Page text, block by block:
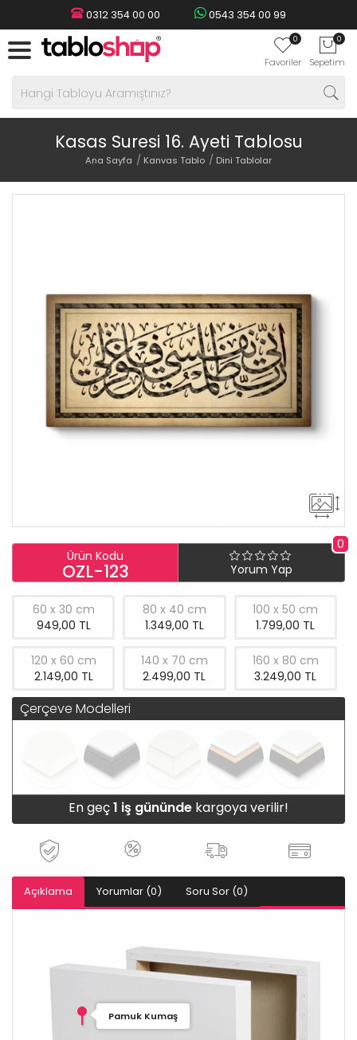
0312 354 00 00 0543 354 00 99
0
Favoriler
0
Sepetim
Kasas Suresi 16. Ayeti Tablosu
Ana Sayfa Kanvas Tablo Dini Tablolar
Ürün Kodu
OZL-123
0
Yorum Yap
60 x 30 cm
949,00 TL
80 x 40 cm
1.349,00 TL
100 x 50 cm
1.799,00 TL
120 x 60 cm
2.149,00 TL
140 x 70 cm
2.499,00 TL
160 x 80 cm
3.249,00 TL
Çerçeve Modelleri
En geç1 iş gününde kargoya verilir!
Açıklama Yorumlar (0) Soru Sor (0)
Pamuk Kumaş